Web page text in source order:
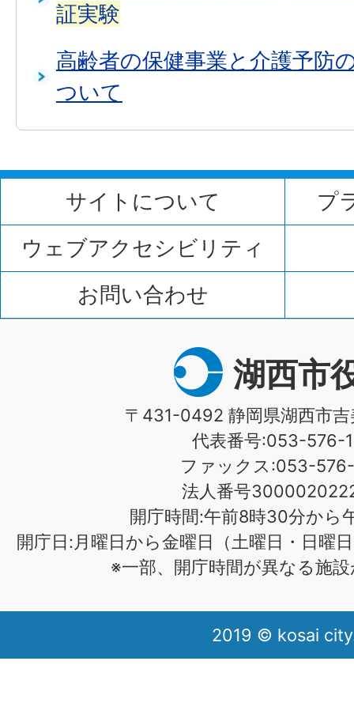
証実験
高齢者の保健事業と介護予防
ついて
サイトについて
プ
ウェブアクセシビリティ
お問い合わせ
湖西市
〒431-0492 静岡県湖西市
代表番号:053-576-
ファックス:053-576-
法人番号
開庁時間:午前8時30分から
開庁日:月曜日から金曜日（土曜日・日曜
※一部、開庁時間が異なる施
2019 © kosai